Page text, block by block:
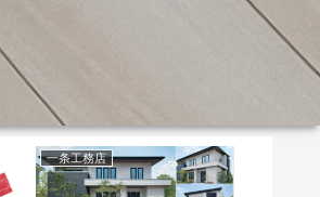
一条工務店